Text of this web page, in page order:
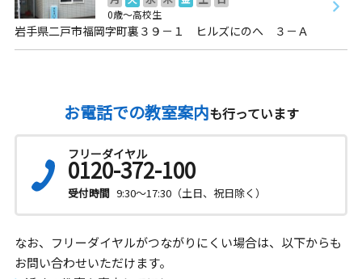
0歳～高校生
岩手県二戸市福岡字町裏３９－１ ヒルズにのへ ３－Ａ
お電話での教室案内も行っています
フリーダイヤル
0120-372-100
受付時間 9:30～17:30（土日、祝日除く）
なお、フリーダイヤルがつながりにくい場合は、以下からも
お問い合わせいただけます。